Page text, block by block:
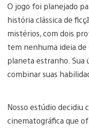
O jogo foi planejado
história clássica de
mistérios, com dois
tem nenhuma ideia de
planeta estranho. Sua
combinar suas
Nosso estúdio decidiu
cinematográfica que